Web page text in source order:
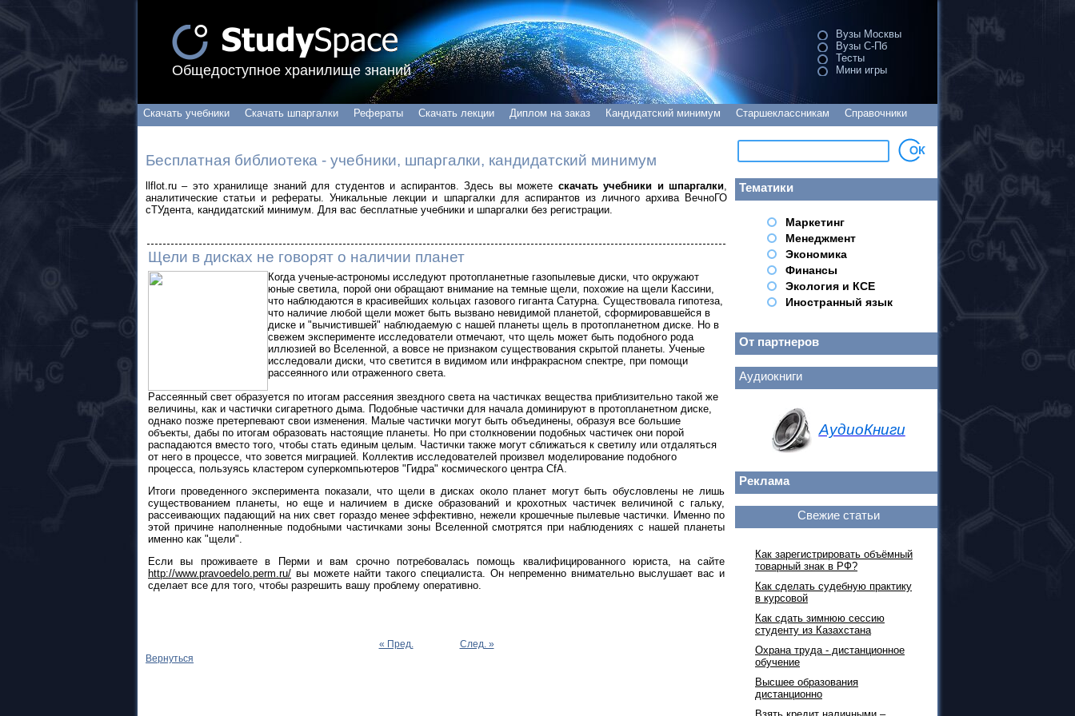
Общедоступное хранилище знаний
Вузы Москвы
Вузы С-Пб
Тесты
Мини игры
Скачать учебники Скачать шпаргалки Рефераты Скачать лекции Диплом на заказ Кандидатский минимум Старшеклассникам Справочники
Бесплатная библиотека - учебники, шпаргалки, кандидатский минимум
llflot.ru – это хранилище знаний для студентов и аспирантов. Здесь вы можете скачать учебники и шпаргалки
аналитические статьи и рефераты. Уникальные лекции и шпаргалки для аспирантов из личного архива ВечноГО
сТУдента, кандидатский минимум. Для вас бесплатные учебники и шпаргалки без регистрации.
Щели в дисках не говорят о наличии планет
Когда ученые-астрономы исследуют протопланетные газопылевые диски, что окружают
юные светила, порой они обращают внимание на темные щели, похожие на щели Кассини,
что наблюдаются в красивейших кольцах газового гиганта Сатурна. Существовала гипотеза,
что наличие любой щели может быть вызвано невидимой планетой, сформировавшейся в
диске и "вычистившей" наблюдаемую с нашей планеты щель в протопланетном диске. Но в
свежем эксперименте исследователи отмечают, что щель может быть подобного рода
иллюзией во Вселенной, а вовсе не признаком существования скрытой планеты. Ученые
исследовали диски, что светится в видимом или инфракрасном спектре, при помощи
рассеянного или отраженного света.
Рассеянный свет образуется по итогам рассеяния звездного света на частичках вещества приблизительно такой же
величины, как и частички сигаретного дыма. Подобные частички для начала доминируют в протопланетном диске,
однако позже претерпевают свои изменения. Малые частички могут быть объединены, образуя все большие
объекты, дабы по итогам образовать настоящие планеты. Но при столкновении подобных частичек они порой
распадаются вместо того, чтобы стать единым целым. Частички также могут сближаться к светилу или отдаляться
от него в процессе, что зовется миграцией. Коллектив исследователей произвел моделирование подобного
процесса, пользуясь кластером суперкомпьютеров "Гидра" космического центра CfA.
Итоги проведенного эксперимента показали, что щели в дисках около планет могут быть обусловлены не лишь
существованием планеты, но еще и наличием в диске образований и крохотных частичек величиной с гальку,
рассеивающих падающий на них свет гораздо менее эффективно, нежели крошечные пылевые частички. Именно по
этой причине наполненные подобными частичками зоны Вселенной смотрятся при наблюдениях с нашей планеты
именно как "щели".
Если вы проживаете в Перми и вам срочно потребовалась помощь квалифицированного юриста, на сайте
http://www.pravoedelo.perm.ru/ вы можете найти такого специалиста. Он непременно внимательно выслушает вас и
сделает все для того, чтобы разрешить вашу проблему оперативно.
« Пред.
След. »
Вернуться
Тематики
Маркетинг
Менеджмент
Экономика
Финансы
Экология и КСЕ
Иностранный язык
От партнеров
Аудиокниги
АудиоКниги
Реклама
Свежие статьи
Как зарегистрировать объёмный
товарный знак в РФ?
Как сделать судебную практику
в курсовой
Как сдать зимнюю сессию
студенту из Казахстана
Охрана труда - дистанционное
обучение
Высшее образования
дистанционно